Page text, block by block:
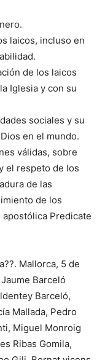
laicos, incluso en
de los laicos
Iglesia y con su
sociales y su
en el mundo.
válidas, sobre
el respeto de los
de las
de los
Predicate
Mallorca, 5 de
Barceló
Barceló,
Mallada, Pedro
Miguel Monroig
Ribas Gomila,